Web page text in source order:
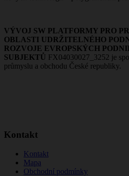
VÝVOJ SW PLATFORMY PRO
OBLASTI UDRŽITELNÉHO
ROZVOJE EVROPSKÝCH
SUBJEKTŮ FX04030027_3252 je
průmyslu a obchodu České republiky.
Kontakt
Kontakt
Mapa
Obchodní podmínky